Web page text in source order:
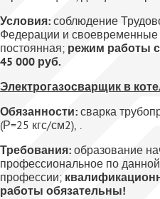
Условия: соблюдение
Федерации и
постоянная; режим работы с
45 000 руб.
Электрогазосварщик в
Обязанности: сварка
(Р=25 кгс/см2), .
Требования: образование
профессиональное по данной
профессии;
работы обязательны!